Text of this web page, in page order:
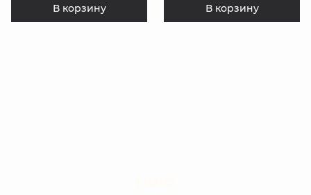
В корзину В корзину